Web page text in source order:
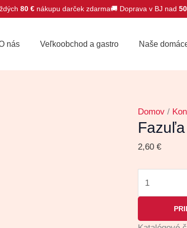
80 € nákupu darček zdarma🚚 Doprava v BJ nad
nás Veľkoobchod a gastro Naše
Domov /
2,60 €
Fazuľa